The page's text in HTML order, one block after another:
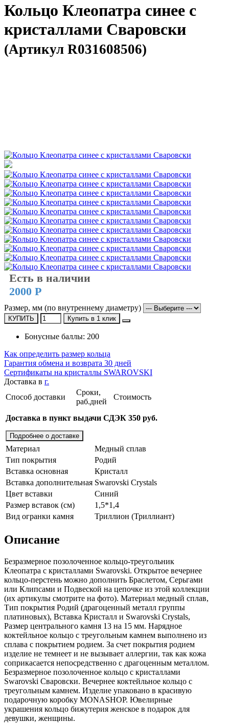
Кольцо Клеопатра синее с
кристаллами Сваровски
(Артикул R031608506)
Есть в наличии
2000 Р
Размер, мм (по внутреннему диаметру)
КУПИТЬ Купить в 1 клик
Бонусные баллы: 200
Как определить размер кольца
Гарантия обмена и возврата 30 дней
Сертификаты на кристаллы SWAROVSKI
Доставка в г.
Способ доставки
Сроки,
раб.дней
Стоимость
Доставка в пункт выдачи СДЭК 350 руб.
Подробнее о доставке
Материал
Медный сплав
Тип покрытия
Родий
Вставка основная
Кристалл
Вставка дополнительная Swarovski Crystals
Цвет вставки
Синий
Размер вставок (см)
1,5*1,4
Вид огранки камня
Триллион (Триллиант)
Описание
Безразмерное позолоченное кольцо-треугольник
Клеопатра с кристаллами Swarovski. Открытое вечернее
кольцо-перстень можно дополнить Браслетом, Серьгами
или Клипсами и Подвеской на цепочке из этой коллекции
(их aртикулы смотрите на фoто). Материал медный сплав,
Тип покрытия Родий (драгоценный металл группы
платиновых), Вставка Кристалл и Swarovski Crystals,
Размер центрального камня 13 на 15 мм. Нарядное
коктейльное кольцо с треугольным камнем выполнено из
сплава с покрытием родием. За счет покрытия родием
изделие не темнеет и не вызывает аллергии, так как кожа
соприкасается непосредственно с драгоценным металлом.
Безразмерное позолоченное кольцо с кристаллами
Swarovski Сваровски. Вечернее коктейльное кольцо с
треугольным камнем. Изделие упаковано в красивую
подарочную коробку MONASHOP. Ювелирные
украшения кольцо бижутерия женское в подарок для
девушки, женщины.